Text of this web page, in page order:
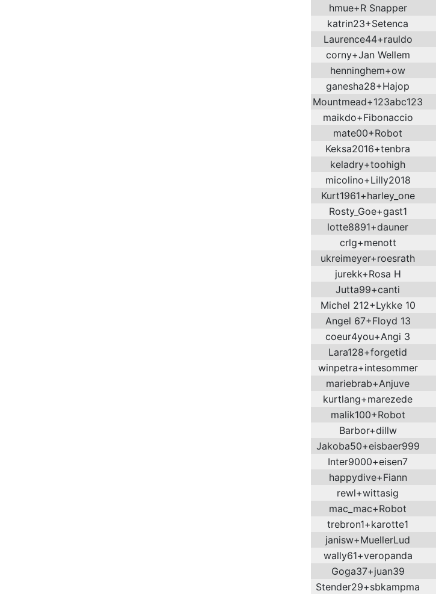
hmue+R Snapper
katrin23+Setenca
Laurence44+rauldo
corny+Jan Wellem
henninghem+ow
ganesha28+Hajop
Mountmead+123abc123
maikdo+Fibonaccio
mate00+Robot
Keksa2016+tenbra
keladry+toohigh
micolino+Lilly2018
Kurt1961+harley_one
Rosty_Goe+gast1
lotte8891+dauner
crlg+menott
ukreimeyer+roesrath
jurekk+Rosa H
Jutta99+canti
Michel 212+Lykke 10
Angel 67+Floyd 13
coeur4you+Angi 3
Lara128+forgetid
winpetra+intesommer
mariebrab+Anjuve
kurtlang+marezede
malik100+Robot
Barbor+dillw
Jakoba50+eisbaer999
Inter9000+eisen7
happydive+Fiann
rewl+wittasig
mac_mac+Robot
trebron1+karotte1
janisw+MuellerLud
wally61+veropanda
Goga37+juan39
Stender29+sbkampma